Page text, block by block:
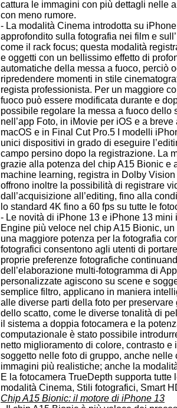
cattura le immagini con più dettagli nelle
con meno rumore.
- La modalità Cinema introdotta su
approfondito sulla fotografia nei film e
come il rack focus; questa modalità
e oggetti con un bellissimo effetto di
automatiche della messa a fuoco, perciò
ripredendere momenti in stile
regista professionista. Per un maggiore
fuoco può essere modificata durante e
possibile regolare la messa a fuoco dello
nell’app Foto, in iMovie per iOS e a
macOS e in Final Cut Pro.5 I modelli
unici dispositivi in grado di eseguire
campo persino dopo la registrazione. La
grazie alla potenza del chip A15 Bionic e
machine learning, registra in Dolby
offrono inoltre la possibilità di registrare
dall’acquisizione all’editing, fino alla
lo standard 4K fino a 60 fps su tutte le
- Le novità di iPhone 13 e iPhone 13
Engine più veloce nel chip A15 Bionic,
una maggiore potenza per la fotografia
fotografici consentono agli utenti di
proprie preferenze fotografiche
dell’elaborazione multi-fotogramma di
personalizzate agiscono su scene e
semplice filtro, applicano in maniera
alle diverse parti della foto per
dello scatto, come le diverse tonalità di
il sistema a doppia fotocamera e la
computazionale è stato possibile
netto miglioramento di colore, contrasto
soggetto nelle foto di gruppo, anche
immagini più realistiche; anche la
E la fotocamera TrueDepth supporta tutte
modalità Cinema, Stili fotografici, Smart
Chip A15 Bionic: il motore di iPhone 13